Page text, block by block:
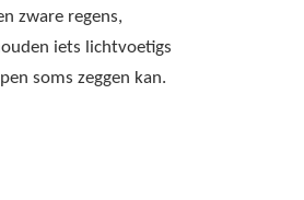
zware regens,
iets lichtvoetigs
soms zeggen kan.